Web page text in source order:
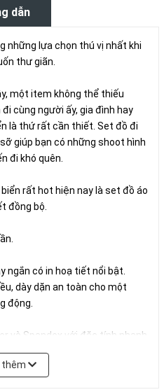
dẫn
những lựa chọn thú vị nhất khi
thư giãn.
một item không thể thiếu
cùng người ấy, gia đình hay
là thứ rất cần thiết. Set đồ đi
giúp bạn có những shoot hình
đi khó quên.
rất hot hiện nay là set đồ áo
đồng bộ.
ngắn có in hoạ tiết nổi bật.
dày dặn an toàn cho một
động.
và Spandex với đặc tính nhanh
thoải mái khi mặc, chất liệu
có tính đàn hồi giúp vận
thêm